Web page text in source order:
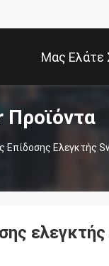
Μας Ελάτε
Επαφή
Ελεγκτής